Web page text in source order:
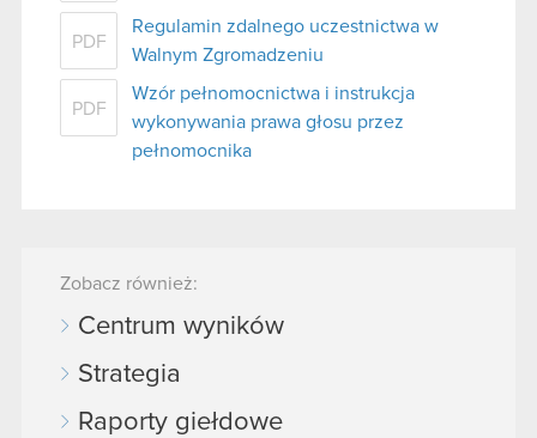
PDF
Regulamin zdalnego uczestnictwa w
Walnym Zgromadzeniu
PDF
Wzór pełnomocnictwa i instrukcja
wykonywania prawa głosu przez
pełnomocnika
Zobacz również:
Centrum wyników
Strategia
Raporty giełdowe